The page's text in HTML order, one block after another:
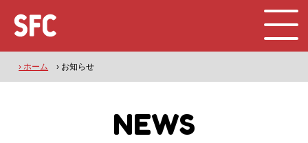
› ホーム › お知らせ
NEWS